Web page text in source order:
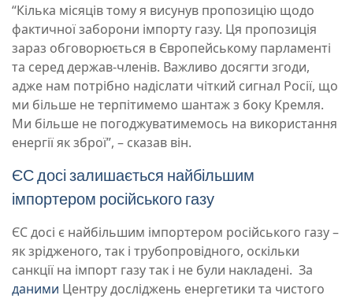
“Кілька місяців тому я висунув пропозицію щодо
фактичної заборони імпорту газу. Ця пропозиція
зараз обговорюється в Європейському парламенті
та серед держав-членів. Важливо досягти згоди,
адже нам потрібно надіслати чіткий сигнал Росії, що
ми більше не терпітимемо шантаж з боку Кремля.
Ми більше не погоджуватимемось на використання
енергії як зброї”, – сказав він.
ЄС досі залишається найбільшим
імпортером російського газу
ЄС досі є найбільшим імпортером російського газу –
як зрідженого, так і трубопровідного, оскільки
санкції на імпорт газу так і не були накладені. За
даними Центру досліджень енергетики та чистого